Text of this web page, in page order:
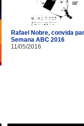
Rafael Nobre, convida
Semana ABC 2016
11/05/2016